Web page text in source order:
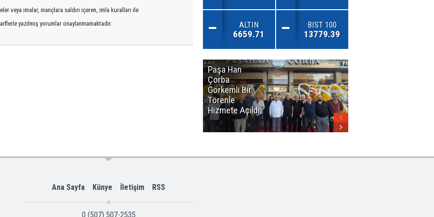
veya imalar, inançlara saldırı içeren, imla kuralları ile
yazılmış yorumlar onaylanmamaktadır.
ALTIN
6659.71
BIST 100
13779.39
Paşa Han
Çorba
Görkemli Bir
Törenle
Hizmete Açıldı
Ana Sayfa Künye İletişim RSS
0 (507) 507-2535